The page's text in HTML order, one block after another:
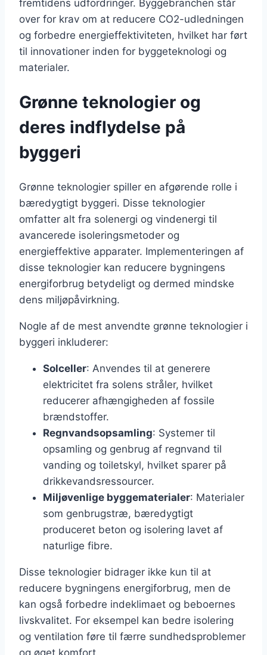
fremtidens udfordringer. Byggebranchen står
over for krav om at reducere CO2-udledningen
og forbedre energieffektiviteten, hvilket har ført
til innovationer inden for byggeteknologi og
materialer.
Grønne teknologier og
deres indflydelse på
byggeri
Grønne teknologier spiller en afgørende rolle i
bæredygtigt byggeri. Disse teknologier
omfatter alt fra solenergi og vindenergi til
avancerede isoleringsmetoder og
energieffektive apparater. Implementeringen af
disse teknologier kan reducere bygningens
energiforbrug betydeligt og dermed mindske
dens miljøpåvirkning.
Nogle af de mest anvendte grønne teknologier i
byggeri inkluderer:
Solceller: Anvendes til at generere
elektricitet fra solens stråler, hvilket
reducerer afhængigheden af fossile
brændstoffer.
Regnvandsopsamling: Systemer til
opsamling og genbrug af regnvand til
vanding og toiletskyl, hvilket sparer på
drikkevandsressourcer.
Miljøvenlige byggematerialer: Materialer
som genbrugstræ, bæredygtigt
produceret beton og isolering lavet af
naturlige fibre.
Disse teknologier bidrager ikke kun til at
reducere bygningens energiforbrug, men de
kan også forbedre indeklimaet og beboernes
livskvalitet. For eksempel kan bedre isolering
og ventilation føre til færre sundhedsproblemer
og øget komfort.